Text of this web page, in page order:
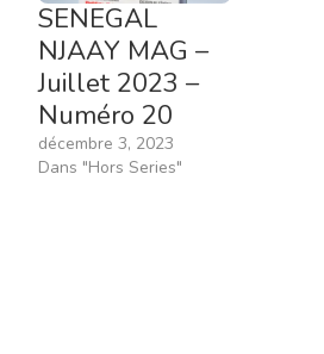
SENEGAL
NJAAY MAG –
Juillet 2023 –
Numéro 20
décembre 3, 2023
Dans "Hors Series"